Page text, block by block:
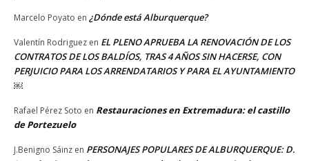
Marcelo Poyato en ¿Dónde está Alburquerque?
Valentín Rodriguez en EL PLENO APRUEBA LA RENOVACIÓN DE LOS
CONTRATOS DE LOS BALDÍOS, TRAS 4 AÑOS SIN HACERSE, CON
PERJUICIO PARA LOS ARRENDATARIOS Y PARA EL AYUNTAMIENTO
￼
Rafael Pérez Soto en Restauraciones en Extremadura: el castillo
de Portezuelo
J.Benigno Sáinz en PERSONAJES POPULARES DE ALBURQUERQUE: D.